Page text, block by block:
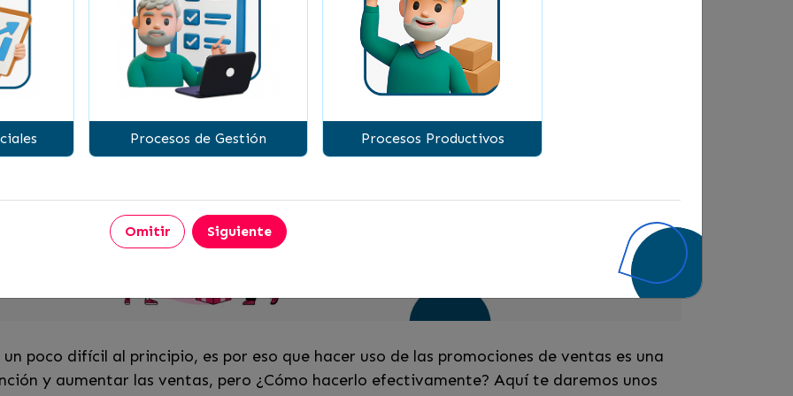
asertivamente con estos consejos
poco difícil al principio, es por eso que hacer uso de las promociones de ventas es una
y aumentar las ventas, pero ¿Cómo hacerlo efectivamente? Aquí te daremos unos
Procesos de Gestión Procesos Productivos
Omitir Siguiente